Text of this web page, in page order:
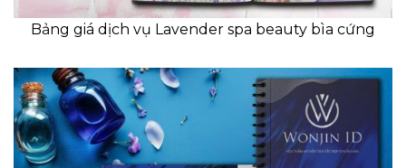
Bảng giá dịch vụ Lavender spa beauty bìa cứng